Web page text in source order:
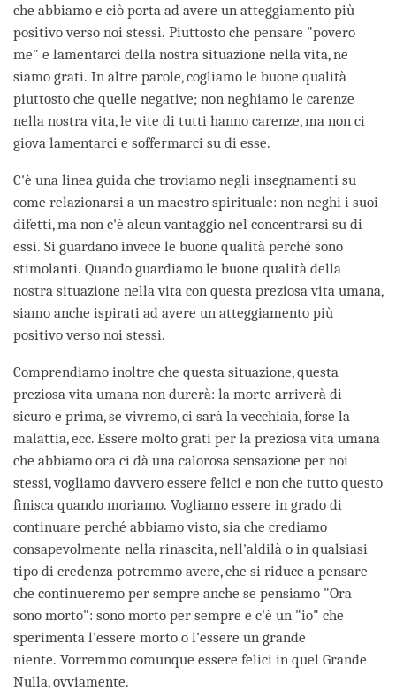
che abbiamo e ciò porta ad avere un atteggiamento più
positivo verso noi stessi. Piuttosto che pensare "povero
me" e lamentarci della nostra situazione nella vita, ne
siamo grati. In altre parole, cogliamo le buone qualità
piuttosto che quelle negative; non neghiamo le carenze
nella nostra vita, le vite di tutti hanno carenze, ma non ci
giova lamentarci e soffermarci su di esse.
C'è una linea guida che troviamo negli insegnamenti su
come relazionarsi a un maestro spirituale: non neghi i suoi
difetti, ma non c'è alcun vantaggio nel concentrarsi su di
essi. Si guardano invece le buone qualità perché sono
stimolanti. Quando guardiamo le buone qualità della
nostra situazione nella vita con questa preziosa vita umana,
siamo anche ispirati ad avere un atteggiamento più
positivo verso noi stessi.
Comprendiamo inoltre che questa situazione, questa
preziosa vita umana non durerà: la morte arriverà di
sicuro e prima, se vivremo, ci sarà la vecchiaia, forse la
malattia, ecc. Essere molto grati per la preziosa vita umana
che abbiamo ora ci dà una calorosa sensazione per noi
stessi, vogliamo davvero essere felici e non che tutto questo
finisca quando moriamo. Vogliamo essere in grado di
continuare perché abbiamo visto, sia che crediamo
consapevolmente nella rinascita, nell'aldilà o in qualsiasi
tipo di credenza potremmo avere, che si riduce a pensare
che continueremo per sempre anche se pensiamo "Ora
sono morto": sono morto per sempre e c'è un "io" che
sperimenta l’essere morto o l’essere un grande
niente. Vorremmo comunque essere felici in quel Grande
Nulla, ovviamente.